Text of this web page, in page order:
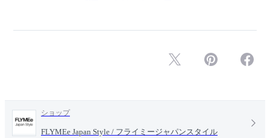
ショップ
FLYMEe Japan Style / フライミージャパンスタイル